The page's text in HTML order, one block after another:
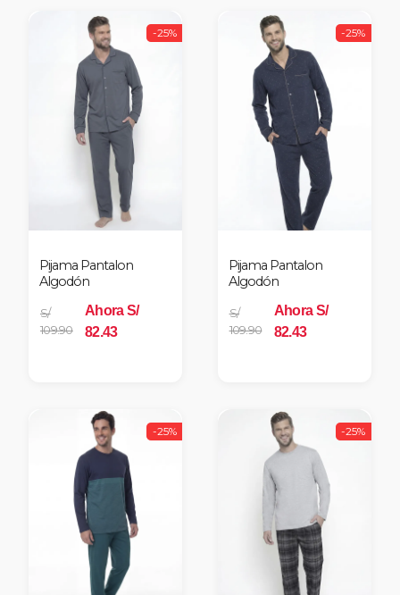
-25%
Pijama Pantalon
Algodón
S/
109.90
Ahora S/
82.43
-25%
Pijama Pantalon
Algodón
S/
109.90
Ahora S/
82.43
-25% -25%